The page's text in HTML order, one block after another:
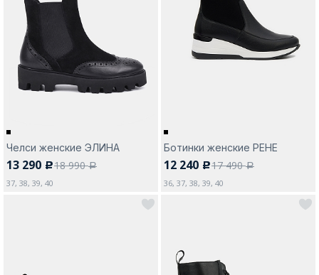
Москва
О компании
Челси женские ЭЛИНА
13 290 c18 990a
37, 38, 39, 40
Ботинки женские РЕНЕ
12 240 c17 490a
36, 37, 38, 39, 40